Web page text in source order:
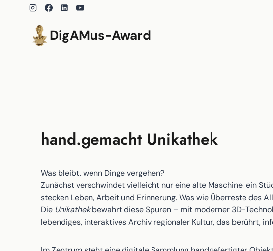
DigAMus-Award
hand.gemacht Unikathek
Was bleibt, wenn Dinge vergehen?
Zunächst verschwindet vielleicht nur eine alte Maschine, ein
stecken Leben, Arbeit und Erinnerung. Was wie Überreste des
Die Unikathekbewahrt diese Spuren – mit moderner 3D-
lebendiges, interaktives Archiv regionaler Kultur, das berührt,